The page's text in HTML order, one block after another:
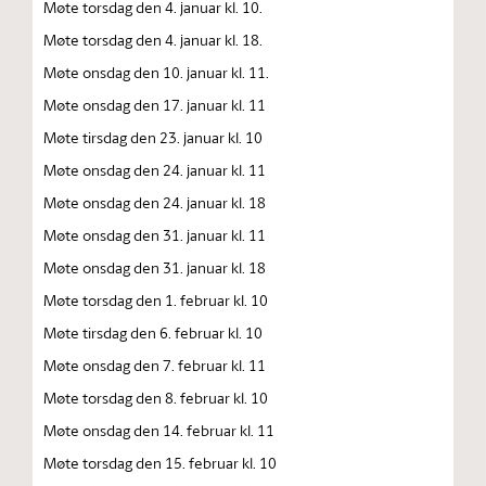
Møte torsdag den 4. januar kl. 10.
Møte torsdag den 4. januar kl. 18.
Møte onsdag den 10. januar kl. 11.
Møte onsdag den 17. januar kl. 11
Møte tirsdag den 23. januar kl. 10
Møte onsdag den 24. januar kl. 11
Møte onsdag den 24. januar kl. 18
Møte onsdag den 31. januar kl. 11
Møte onsdag den 31. januar kl. 18
Møte torsdag den 1. februar kl. 10
Møte tirsdag den 6. februar kl. 10
Møte onsdag den 7. februar kl. 11
Møte torsdag den 8. februar kl. 10
Møte onsdag den 14. februar kl. 11
Møte torsdag den 15. februar kl. 10